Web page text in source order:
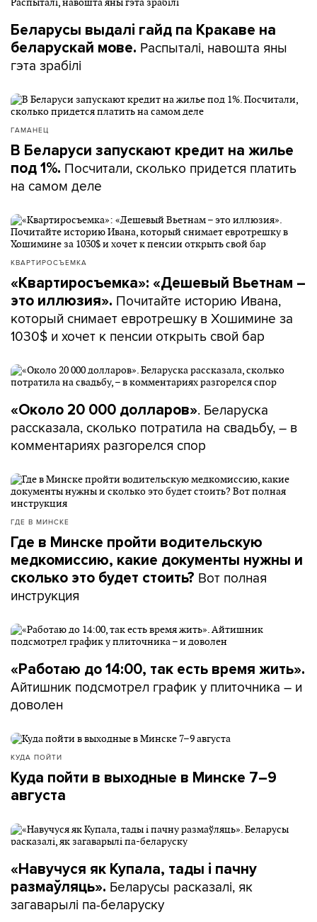
Беларусы выдалі гайд па Кракаве на
беларускай мове. Распыталі, навошта яны
гэта зрабілі
ГАМАНЕЦ
В Беларуси запускают кредит на жилье
под 1%. Посчитали, сколько придется платить
на самом деле
КВАРТИРОСЪЕМКА
«Квартиросъемка»: «Дешевый Вьетнам –
это иллюзия». Почитайте историю Ивана,
который снимает евротрешку в Хошимине за
1030$ и хочет к пенсии открыть свой бар
«Около 20 000 долларов». Беларуска
рассказала, сколько потратила на свадьбу, – в
комментариях разгорелся спор
ГДЕ В МИНСКЕ
Где в Минске пройти водительскую
медкомиссию, какие документы нужны и
сколько это будет стоить? Вот полная
инструкция
«Работаю до 14:00, так есть время жить».
Айтишник подсмотрел график у плиточника – и
доволен
КУДА ПОЙТИ
Куда пойти в выходные в Минске 7–9
августа
«Навучуся як Купала, тады і пачну
размаўляць». Беларусы расказалі, як
загаварылі па-беларуску